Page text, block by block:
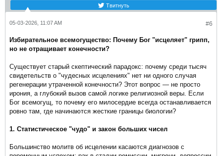
Твитнуть
#6
05-03-2026, 11:07 AM
Избирательное всемогущество: Почему Бог "исцеляет" грипп,
но не отращивает конечности?
Существует старый скептический парадокс: почему среди тысяч
свидетельств о "чудесных исцелениях" нет ни одного случая
регенерации утраченной конечности? Этот вопрос — не просто
ирония, а глубокий вызов самой логике религиозной веры. Если
Бог всемогущ, то почему его милосердие всегда останавливается
ровно там, где начинаются жесткие границы биологии?
1. Статистическое "чудо" и закон больших чисел
Большинство молитв об исцелении касаются диагнозов с